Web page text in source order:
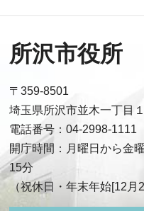
所沢市役所
〒359-8501
埼玉県所沢市並木一丁目
電話番号：04-2998-1111
開庁時間：月曜日から金
15分
（祝休日・年末年始[12